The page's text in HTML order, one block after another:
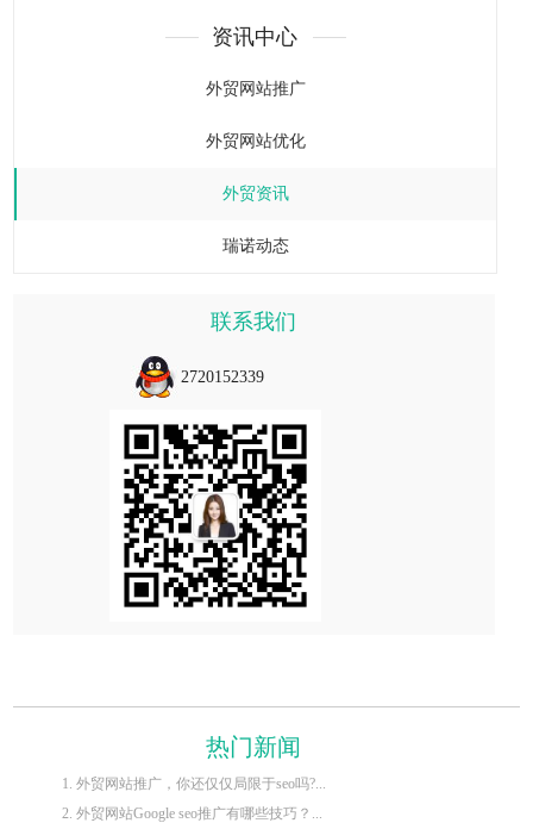
资讯中心
外贸网站推广
外贸网站优化
外贸资讯
瑞诺动态
联系我们
2720152339
热门新闻
1. 外贸网站推广，你还仅仅局限于seo吗?...
2. 外贸网站Google seo推广有哪些技巧？...